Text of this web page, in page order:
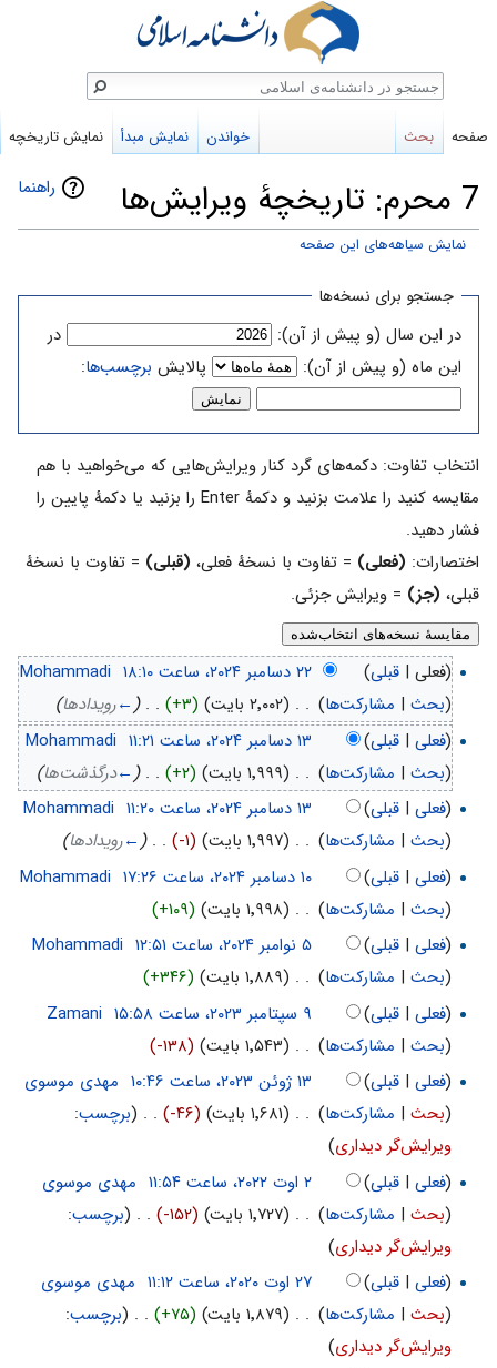
راهنما 7 محرم: تاریخچهٔ ویرایش‌ها
نمایش سیاهه‌های این صفحه
ناوبری
جستجو
جستجو برای نسخه‌ها
در این سال (و پیش از آن):
در
این ماه (و پیش از آن):
پالایش برچسب‌ها:
انتخاب تفاوت: دکمه‌های گرد کنار ویرایش‌هایی که می‌خواهید با هم
مقایسه کنید را علامت بزنید و دکمهٔ Enter را بزنید یا دکمهٔ پایین را
فشار دهید.
اختصارات: (فعلی) = تفاوت با نسخهٔ فعلی، (قبلی) = تفاوت با نسخهٔ
قبلی، (جز) = ویرایش جزئی.
(فعلی | قبلی)
‏
Mohammadi
(بحث| مشارکت‌ها)
. . (۲٬۰۰۲ بایت) (+۳)‏
. .
(
←رویدادها)
(فعلی| قبلی)
‏
Mohammadi
(بحث| مشارکت‌ها)
. . (۱٬۹۹۹ بایت) (+۲)‏
. .
(
←درگذشت‌ها)
(فعلی| قبلی)
‏
Mohammadi
(بحث| مشارکت‌ها)
. . (۱٬۹۹۷ بایت) (-۱)‏
. .
(
←رویدادها)
(فعلی| قبلی)
‏
Mohammadi
(بحث| مشارکت‌ها)
. . (۱٬۹۹۸ بایت)
(+۱۰۹)
(فعلی| قبلی)
‏
Mohammadi
(بحث| مشارکت‌ها)
. . (۱٬۸۸۹ بایت)
(+۳۴۶)
(فعلی| قبلی)
‏
Zamani
(بحث| مشارکت‌ها)
. . (۱٬۵۴۳ بایت)
(-۱۳۸)
(فعلی| قبلی)
‏ مهدی موسوی
(بحث| مشارکت‌ها)
. . (۱٬۶۸۱ بایت) (-۴۶)‏
. .
(برچسب:
ویرایش‌گر دیداری)
(فعلی| قبلی)
‏ مهدی موسوی
(بحث| مشارکت‌ها)
. . (۱٬۷۲۷ بایت) (-۱۵۲)‏
. .
(برچسب:
ویرایش‌گر دیداری)
(فعلی| قبلی)
‏ مهدی موسوی
(بحث| مشارکت‌ها)
. . (۱٬۸۷۹ بایت) (+۷۵)‏
. .
(برچسب:
ویرایش‌گر دیداری)
صفحه بحث خواندن نمایش مبدأ نمایش تاریخچه
جستجو